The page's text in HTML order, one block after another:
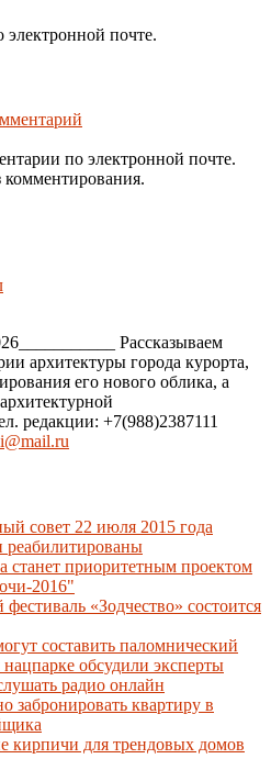
почте.
по электронной почте.
комментирования.
Рассказываем
архитектуры города курорта,
его нового облика, а
редакции: +7(988)2387111
совет 22 июля 2015 года
станет приоритетным проектом
2016"
«Зодчество» состоится
составить паломнический
обсудили эксперты
радио онлайн
забронировать квартиру в
кирпичи для трендовых домов